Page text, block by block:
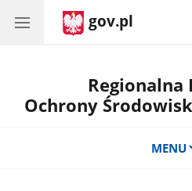
gov.pl
Regionalna
Ochrony
MENU